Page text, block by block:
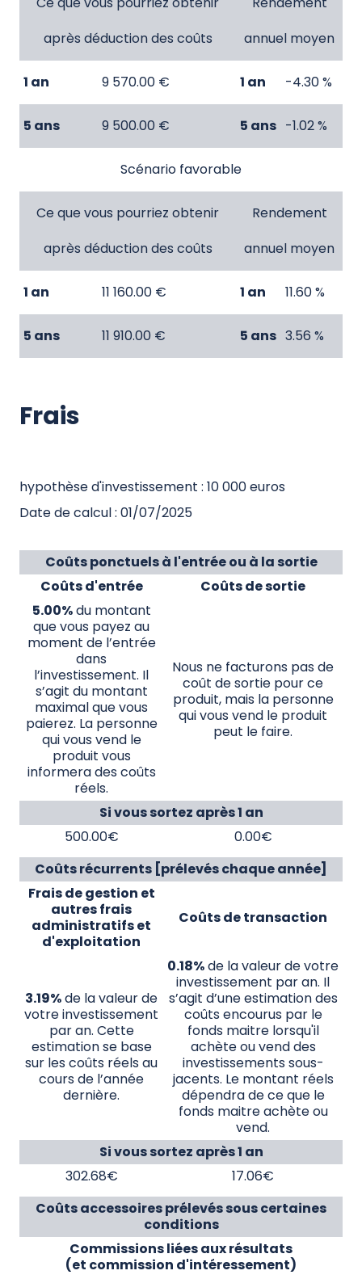
après déduction des coûts
annuel moyen
1 an 9 570.00 € 1 an -4.30 %
5 ans 9 500.00 € 5 ans -1.02 %
Scénario favorable
Ce que vous pourriez obtenir
après déduction des coûts
Rendement
annuel moyen
1 an 11 160.00 € 1 an 11.60 %
5 ans 11 910.00 € 5 ans 3.56 %
Frais
hypothèse d'investissement : 10 000 euros
Date de calcul : 01/07/2025
Coûts ponctuels à l'entrée ou à la sortie
Coûts d'entrée
Coûts de sortie
5.00%du montant
que vous payez au
moment de l’entrée
dans
l’investissement. Il
s’agit du montant
maximal que vous
paierez. La personne
qui vous vend le
produit vous
informera des coûts
réels.
Nous ne facturons pas de
coût de sortie pour ce
produit, mais la personne
qui vous vend le produit
peut le faire.
Si vous sortez après 1 an
500.00€
0.00€
Coûts récurrents [prélevés chaque année]
Frais de gestion et
autres frais
administratifs et
d'exploitation
Coûts de transaction
3.19%de la valeur de
votre investissement
par an. Cette
estimation se base
sur les coûts réels au
cours de l’année
dernière.
0.18%de la valeur de votre
investissement par an. Il
s’agit d’une estimation des
coûts encourus par le
fonds maitre lorsqu'il
achète ou vend des
investissements sous-
jacents. Le montant réels
dépendra de ce que le
fonds maitre achète ou
vend.
Si vous sortez après 1 an
302.68€
17.06€
Coûts accessoires prélevés sous certaines
conditions
Commissions liées aux résultats
(et commission d'intéressement)